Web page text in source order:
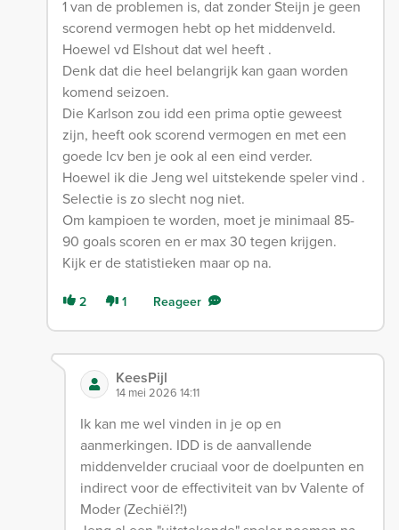
1 van de problemen is, dat zonder Steijn je geen
scorend vermogen hebt op het middenveld.
Hoewel vd Elshout dat wel heeft .
Denk dat die heel belangrijk kan gaan worden
komend seizoen.
Die Karlson zou idd een prima optie geweest
zijn, heeft ook scorend vermogen en met een
goede lcv ben je ook al een eind verder.
Hoewel ik die Jeng wel uitstekende speler vind .
Selectie is zo slecht nog niet.
Om kampioen te worden, moet je minimaal 85-
90 goals scoren en er max 30 tegen krijgen.
Kijk er de statistieken maar op na.
2 1 Reageer
KeesPijl
14 mei 2026 14:11
Ik kan me wel vinden in je op en
aanmerkingen. IDD is de aanvallende
middenvelder cruciaal voor de doelpunten en
indirect voor de effectiviteit van bv Valente of
Moder (Zechiël?!)